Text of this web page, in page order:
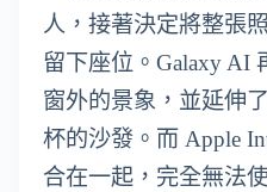
人，接著決定將整張
留下座位。Galaxy AI
窗外的景象，並延伸
杯的沙發。而 Apple
合在一起，完全無法